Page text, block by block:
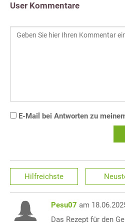
User Kommentare
E-Mail bei Antworten zu
Hilfreichste
Pesu07 am
Das Rezept für den